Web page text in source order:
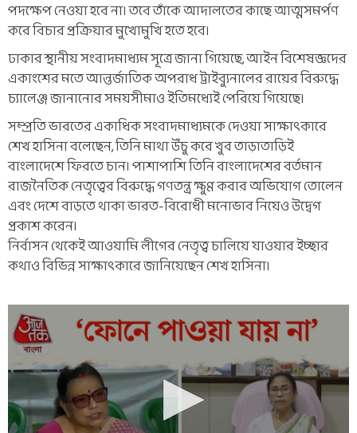
পদক্ষেপ নেওয়া হবে না। তবে তাঁকে আদালতের কাছে আত্মসমর্পণ
করে বিচার প্রক্রিয়ার মুখোমুখি হতে হবে।
ঢাকার স্থানীয় সংবাদমাধ্যম সূত্রে জানা গিয়েছে, আইন বিশেষজ্ঞদের
একাংশের মতে আন্তর্জাতিক অপরাধ ট্রাইব্যুনালের রায়ের বিরুদ্ধে
চ্যালেঞ্জ জানানোর সময়সীমাও ইতিমধ্যেই পেরিয়ে গিয়েছে।
সম্প্রতি ভারতের একাধিক সংবাদমাধ্যমকে দেওয়া সাক্ষাৎকারে
শেখ হাসিনা বলেছেন, তিনি মাথা উঁচু করে খুব তাড়াতাড়িই
বাংলাদেশে ফিরতে চান। পাশাপাশি তিনি বাংলাদেশের বর্তমান
রাজনৈতিক নেতৃত্বের বিরুদ্ধে গণতন্ত্র ক্ষুণ্ণ করার অভিযোগ তোলেন
এবং দেশে বাড়তে থাকা ভারত-বিরোধী মনোভাব নিয়েও উদ্বেগ
প্রকাশ করেন।
নির্বাসন থেকেই আওয়ামি লীগের নেতৃত্ব চালিয়ে যাওয়ার ইচ্ছার
কথাও বিভিন্ন সাক্ষাৎকারে জানিয়েছেন শেখ হাসিনা।